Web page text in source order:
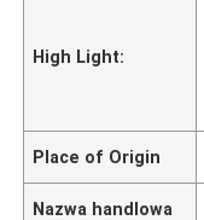
High Light:
Place of Origin
Nazwa handlowa